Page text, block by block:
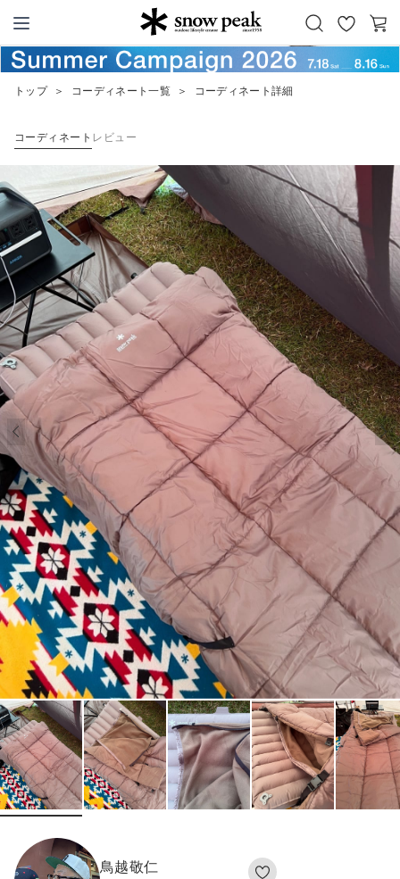
Snow Peak
お
気
カ
ー
トップ ＞ コーディネート一覧 ＞ コーディネート詳細
コーディネート レビュー
鳥越敬仁